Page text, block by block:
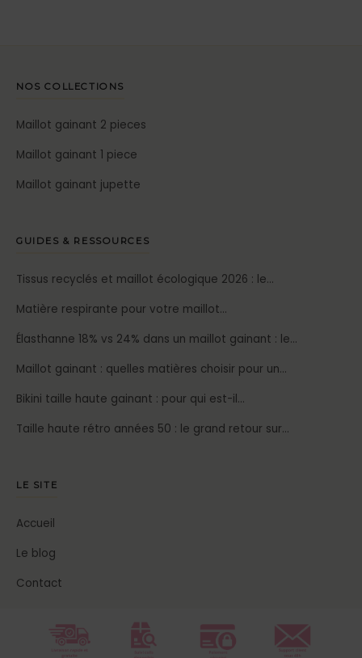
NOS COLLECTIONS
Maillot gainant 2 pieces
Maillot gainant 1 piece
Maillot gainant jupette
GUIDES & RESSOURCES
Tissus recyclés et maillot écologique 2026 : le…
Matière respirante pour votre maillot…
Élasthanne 18% vs 24% dans un maillot gainant : le…
Maillot gainant : quelles matières choisir pour un…
Bikini taille haute gainant : pour qui est-il…
Taille haute rétro années 50 : le grand retour sur…
LE SITE
Accueil
Le blog
Contact